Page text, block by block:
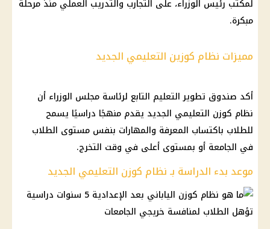
لمكتب رئيس الوزراء، على التجارب والتدريب العملي منذ مرحلة
مبكرة.
مميزات نظام كوزين التعليمي الجديد
أكد صندوق تطوير التعليم التابع لرئاسة مجلس الوزراء أن
نظام كوزن التعليمي الجديد يقدم منهجًا دراسيًا يسمح
للطلاب باكتساب المعرفة والمهارات بنفس مستوى الطلاب
في الجامعة أو بمستوى أعلى في وقت التخرج.
موعد بدء الدراسة بـ نظام كوزن التعليمي الجديد